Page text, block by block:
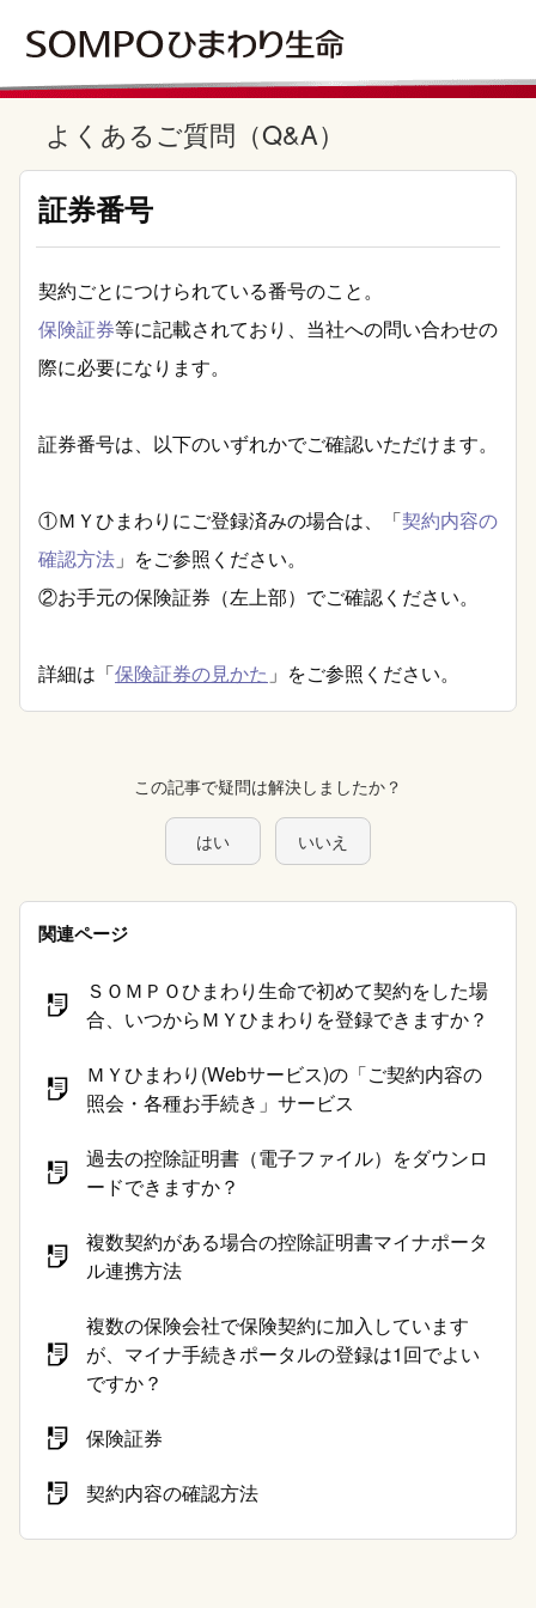
よくあるご質問（Q&A）
証券番号
契約ごとにつけられている番号のこと。
保険証券等に記載されており、当社への問い合わせの
際に必要になります。
証券番号は、以下のいずれかでご確認いただけます。
①ＭＹひまわりにご登録済みの場合は、「契約内容の
確認方法 」をご参照ください。
②お手元の保険証券（左上部）でご確認ください。
詳細は「保険証券の見かた 」をご参照ください。
この記事で疑問は解決しましたか？
はい いいえ
関連ページ
ＳＯＭＰＯひまわり生命で初めて契約をした場
合、いつからＭＹひまわりを登録できますか？
ＭＹひまわり(Webサービス)の「ご契約内容の
照会・各種お手続き」サービス
過去の控除証明書（電子ファイル）をダウンロ
ードできますか？
複数契約がある場合の控除証明書マイナポータ
ル連携方法
複数の保険会社で保険契約に加入しています
が、マイナ手続きポータルの登録は1回でよい
ですか？
保険証券
契約内容の確認方法